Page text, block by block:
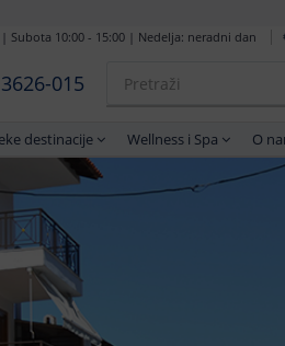
Subota 10:00 - 15:00 | Nedelja: neradni dan
015
destinacije Wellness i Spa O